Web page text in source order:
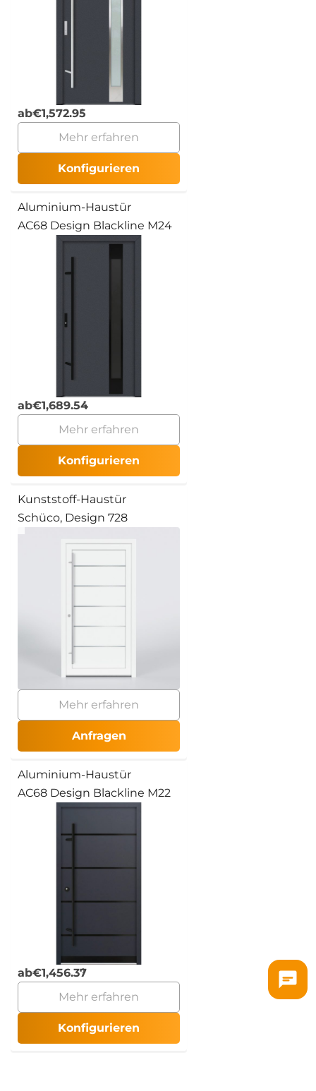
ab€1,572.95
Mehr erfahren
Konfigurieren
Aluminium-Haustür
AC68 Design Blackline M24
ab€1,689.54
Mehr erfahren
Konfigurieren
Kunststoff-Haustür
Schüco, Design 728
Mehr erfahren
Anfragen
Aluminium-Haustür
AC68 Design Blackline M22
ab€1,456.37
Mehr erfahren
Konfigurieren